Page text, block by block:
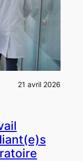
21 avril 2026